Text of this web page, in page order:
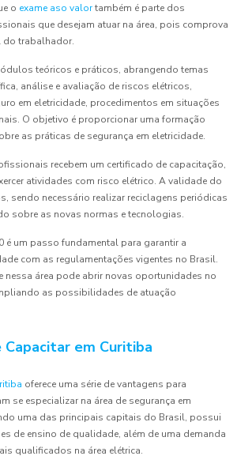
o exame aso valortambém é parte dos
que desejam atuar na área, pois comprova
do trabalhador.
teóricos e práticos, abrangendo temas
análise e avaliação de riscos elétricos,
em eletricidade, procedimentos em situações
O objetivo é proporcionar uma formação
as práticas de segurança em eletricidade.
recebem um certificado de capacitação,
atividades com risco elétrico. A validade do
sendo necessário realizar reciclagens periódicas
sobre as novas normas e tecnologias.
é um passo fundamental para garantir a
com as regulamentações vigentes no Brasil.
nessa área pode abrir novas oportunidades no
as possibilidades de atuação
Capacitar em Curitiba
oferece uma série de vantagens para
se especializar na área de segurança em
uma das principais capitais do Brasil, possui
de ensino de qualidade, além de uma demanda
qualificados na área elétrica.